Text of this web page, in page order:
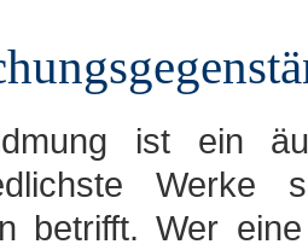
ist ein
Werke
betrifft. Wer